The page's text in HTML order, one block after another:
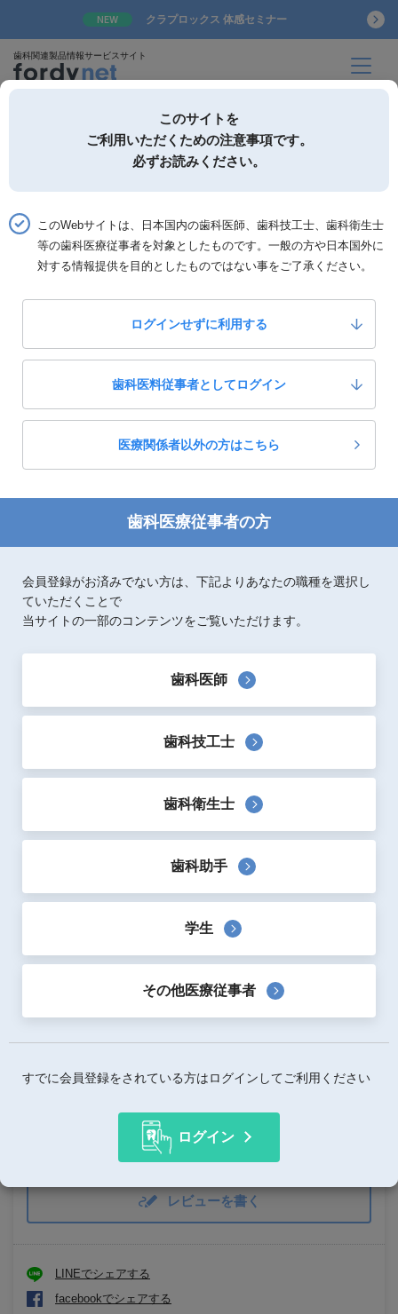
NEW クラプロックス 体感セミナー
歯科関連製品情報サービスサイト
ホーム 製品一覧 製品詳細「カウントホルダー」
カウントホルダー
0
￥1,800-
診療器材 診療用器材雑品
ファイルの回数が一目瞭然です。
製品詳細
ナンバーファイリングファイルフォルダー
お気に入りに追加
レビューを書く
LINEでシェアする
facebookでシェアする
このサイトを
ご利用いただくための注意事項です。
必ずお読みください。
このWebサイトは、日本国内の歯科医師、歯科技工士、歯科衛生士
等の歯科医療従事者を対象としたものです。一般の方や日本国外に
対する情報提供を目的としたものではない事をご了承ください。
ログインせずに利用する
歯科医料従事者としてログイン
医療関係者以外の方はこちら
歯科医療従事者の方
会員登録がお済みでない方は、下記よりあなたの職種を選択し
ていただくことで
当サイトの一部のコンテンツをご覧いただけます。
歯科医師
歯科技工士
歯科衛生士
歯科助手
学生
その他医療従事者
すでに会員登録をされている方はログインしてご利用ください
ログイン